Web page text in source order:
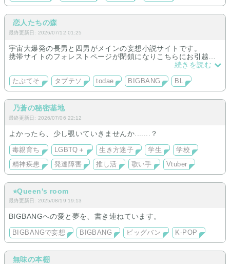
恋人たちの森
最終更新日: 2026/07/12 01:25
宇宙大爆発の長男と四男がメインの妄想小説サイトです。
携帯サイトのフォレストページが閉鎖になりこちらにお引越し
できればと思っています(^^)
続きを読む
たぷてそ タプテソ todae BIGBANG BL
乃蒼の秘密基地
最終更新日: 2026/07/06 22:12
よかったら、少し覗いていきませんか.......？
毒親育ち LGBTQ＋ 生き方迷子 学生
学校
精神疾患
発達障害 推し活 歌い手 Vtuber
⭐︎Queen's room
最終更新日: 2025/08/19 19:13
BIGBANGへの愛と夢を、書き連ねています。
BIGBANGで妄想 BIGBANG ビッグバン K-POP
無味の本棚